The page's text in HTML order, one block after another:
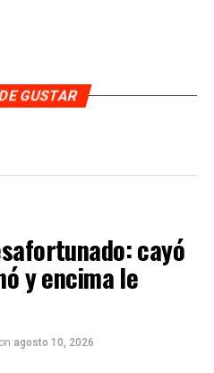
GUSTAR
cayó
y encima le
on agosto 10, 2026